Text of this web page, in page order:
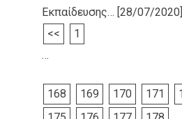
Εκπαίδευσης… [28/07/2020]
<<
1
…
168 169 170 171